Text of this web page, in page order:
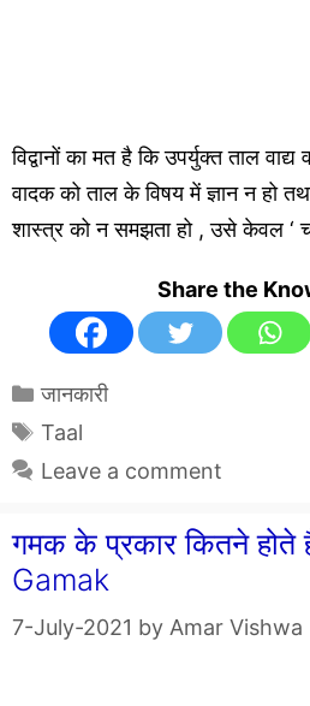
विद्वानों का मत है कि उपर्युक्त ताल
वादक को ताल के विषय में ज्ञान न हो
शास्त्र को न समझता हो , उसे केवल ‘
Share the
Categories
जानकारी
Tags
Taal
Leave a comment
गमक के प्रकार कितने
Gamak
7-July-2021 by Amar Vishwa